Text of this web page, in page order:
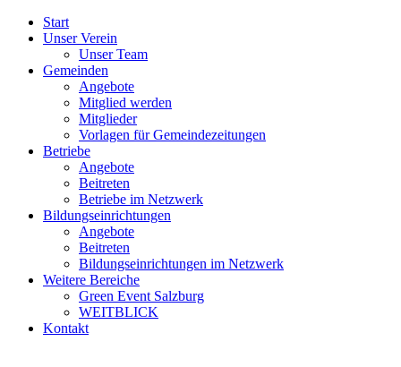
Start
Unser Verein
Unser Team
Gemeinden
Angebote
Mitglied werden
Mitglieder
Vorlagen für Gemeindezeitungen
Betriebe
Angebote
Beitreten
Betriebe im Netzwerk
Bildungseinrichtungen
Angebote
Beitreten
Bildungseinrichtungen im Netzwerk
Weitere Bereiche
Green Event Salzburg
WEITBLICK
Kontakt